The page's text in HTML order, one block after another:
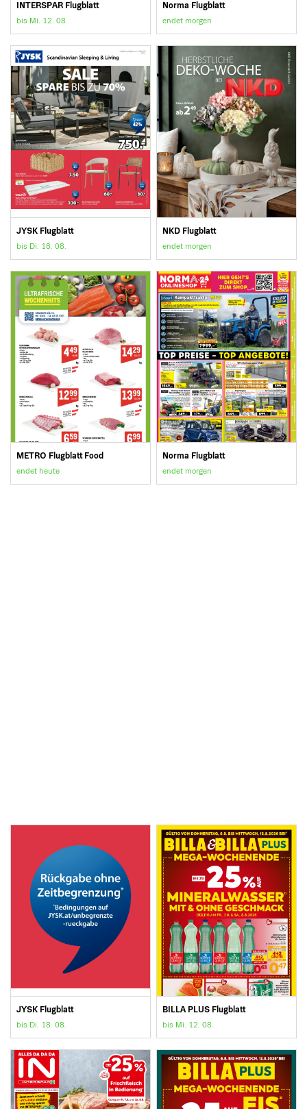
INTERSPAR Flugblatt
bis Mi. 12. 08.
Norma Flugblatt
endet morgen
JYSK Flugblatt
bis Di. 18. 08.
NKD Flugblatt
endet morgen
METRO Flugblatt Food
endet heute
Norma Flugblatt
endet morgen
JYSK Flugblatt
bis Di. 18. 08.
BILLA PLUS Flugblatt
bis Mi. 12. 08.